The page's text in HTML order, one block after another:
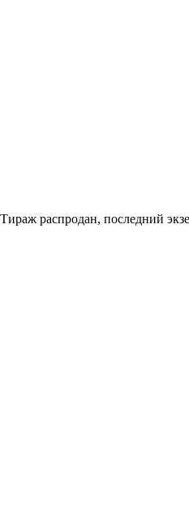
распродан, последний